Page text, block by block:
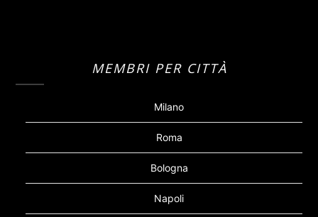
MEMBRI PER CITTÀ
Milano
Roma
Bologna
Napoli